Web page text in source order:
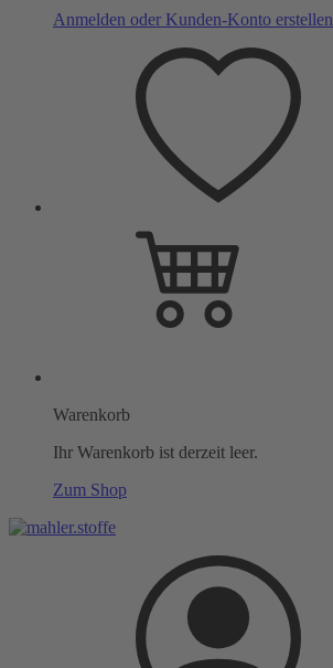
Anmelden oder Kunden-Konto erstellen
Warenkorb
Ihr Warenkorb ist derzeit leer.
Zum Shop